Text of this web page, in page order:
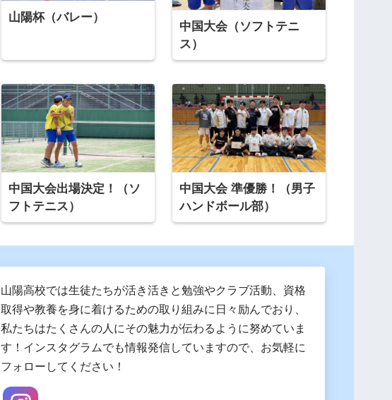
山陽杯（バレー）
中国大会（ソフトテニ
ス）
中国大会出場決定！（ソ
フトテニス）
中国大会 準優勝！（男子
ハンドボール部）
山陽高校では生徒たちが活き活きと勉強やクラブ活動、資格
取得や教養を身に着けるための取り組みに日々励んでおり、
私たちはたくさんの人にその魅力が伝わるように努めていま
す！インスタグラムでも情報発信していますので、お気軽に
フォローしてください！